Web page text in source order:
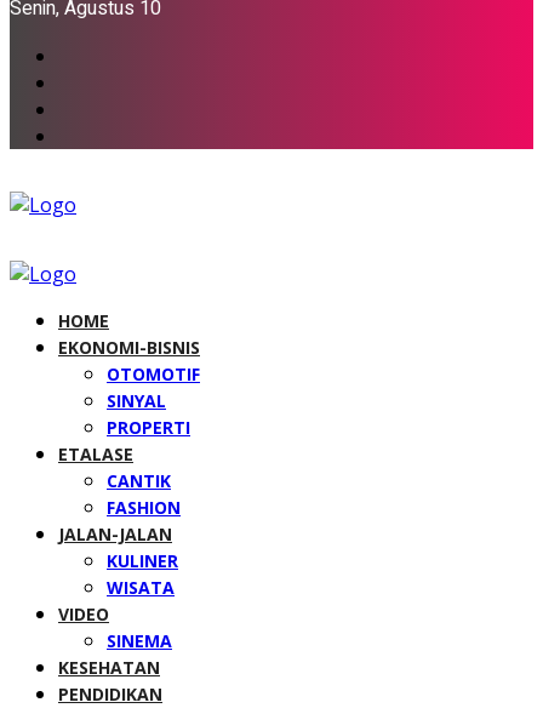
Senin, Agustus 10
HOME
EKONOMI-BISNIS
OTOMOTIF
SINYAL
PROPERTI
ETALASE
CANTIK
FASHION
JALAN-JALAN
KULINER
WISATA
VIDEO
SINEMA
KESEHATAN
PENDIDIKAN